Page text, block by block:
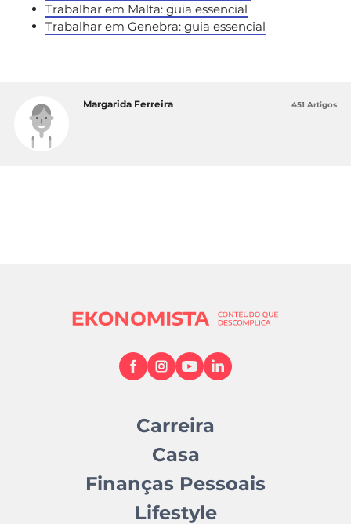
Trabalhar em Malta: guia essencial
Trabalhar em Genebra: guia essencial
Margarida Ferreira 451 Artigos
Carreira
Casa
Finanças Pessoais
Lifestyle